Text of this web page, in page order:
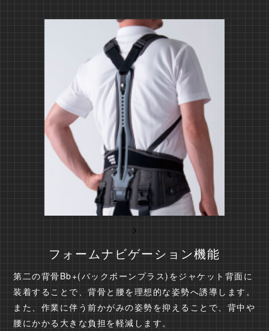
>
フォームナビゲーション機能
第二の背骨Bb+(バックボーンプラス)をジャケット背面に
装着することで、背骨と腰を理想的な姿勢へ誘導します。
また、作業に伴う前かがみの姿勢を抑えることで、背中や
腰にかかる大きな負担を軽減します。